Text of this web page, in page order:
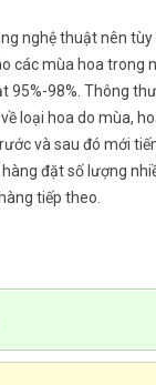
nghệ thuật nên
các mùa hoa trong
95%-98%. Thông
loại hoa do mùa,
và sau đó mới
đặt số lượng
tiếp theo.